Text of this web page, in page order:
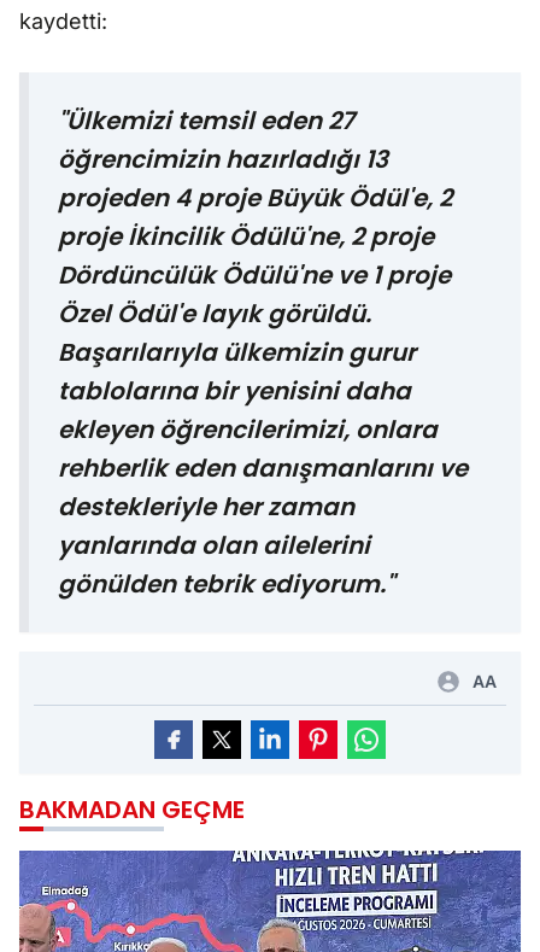
kaydetti:
"Ülkemizi temsil eden 27
öğrencimizin hazırladığı 13
projeden 4 proje Büyük Ödül'e, 2
proje İkincilik Ödülü'ne, 2 proje
Dördüncülük Ödülü'ne ve 1 proje
Özel Ödül'e layık görüldü.
Başarılarıyla ülkemizin gurur
tablolarına bir yenisini daha
ekleyen öğrencilerimizi, onlara
rehberlik eden danışmanlarını ve
destekleriyle her zaman
yanlarında olan ailelerini
gönülden tebrik ediyorum."
AA
BAKMADAN GEÇME